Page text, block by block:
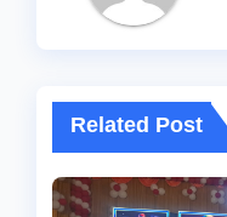
Related Post